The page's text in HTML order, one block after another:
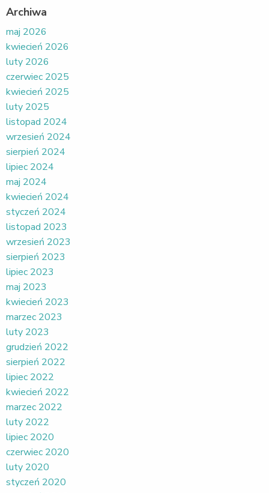
Archiwa
maj 2026
kwiecień 2026
luty 2026
czerwiec 2025
kwiecień 2025
luty 2025
listopad 2024
wrzesień 2024
sierpień 2024
lipiec 2024
maj 2024
kwiecień 2024
styczeń 2024
listopad 2023
wrzesień 2023
sierpień 2023
lipiec 2023
maj 2023
kwiecień 2023
marzec 2023
luty 2023
grudzień 2022
sierpień 2022
lipiec 2022
kwiecień 2022
marzec 2022
luty 2022
lipiec 2020
czerwiec 2020
luty 2020
styczeń 2020